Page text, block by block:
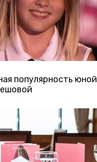
популярность юной